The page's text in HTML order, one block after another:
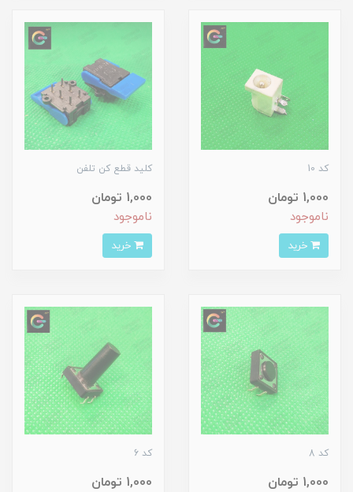
کد 10
1,000 تومان
ناموجود
کلید قطع کن تلفن
1,000 تومان
ناموجود
کد 8
1,000 تومان
کد 6
1,000 تومان